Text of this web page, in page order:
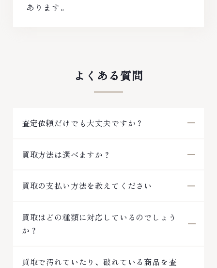
あります。
よくある質問
査定依頼だけでも大丈夫ですか？
買取方法は選べますか？
買取の支払い方法を教えてください
買取はどの種類に対応しているのでしょう
か？
買取で汚れていたり、破れている商品を査